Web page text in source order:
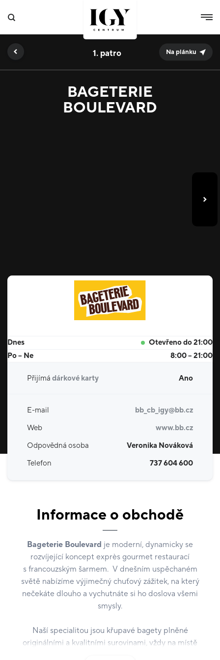
BAGETERIE
BOULEVARD
1. Na plánku
Dnes
Otevřeno do 21:00
Po – Ne
8:00 – 21:00
Přijímá dárkové karty Ano
E-mail
bb_cb_igy@bb.cz
Web
www.bb.cz
Odpovědná osoba
Veronika Nováková
Telefon
737 604 600
Informace o obchodě
Bageterie Boulevard je moderní, dynamicky se
rozvíjející koncept exprès gourmet restaurací
s francouzským šarmem. V dnešním uspěchaném
světě nabízíme výjimečný chuťový zážitek, na který
nečekáte dlouho a vychutnáte si ho doslova všemi
smysly.
Naší specialitou jsou křupavé bagety plněné
originálními a kvalitními surovinami, vždy na místě